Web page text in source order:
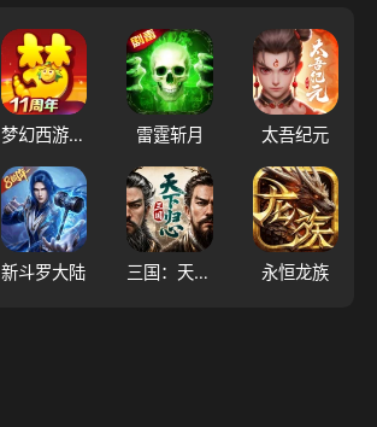
梦幻西游（大陆服） 雷霆斩月 太吾纪元
新斗罗大陆 三国：天下归心 永恒龙族